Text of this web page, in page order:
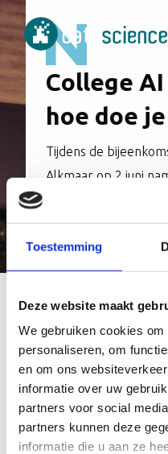
Toestemming
Deze website maakt
We gebruiken cookies
personaliseren, om
en om ons
informatie over uw
partners voor social
partners kunnen deze
informatie die u aan ze
College
hoe doe
Tijdens de
Alkmaar op 2 juni
Universiteit
kansen én
Auteur:
Data Science
De TelefoonCentrale